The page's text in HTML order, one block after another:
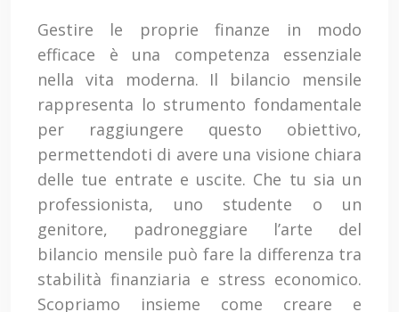
Gestire le proprie finanze in modo
efficace è una competenza essenziale
nella vita moderna. Il bilancio mensile
rappresenta lo strumento fondamentale
per raggiungere questo obiettivo,
permettendoti di avere una visione chiara
delle tue entrate e uscite. Che tu sia un
professionista, uno studente o un
genitore, padroneggiare l’arte del
bilancio mensile può fare la differenza tra
stabilità finanziaria e stress economico.
Scopriamo insieme come creare e